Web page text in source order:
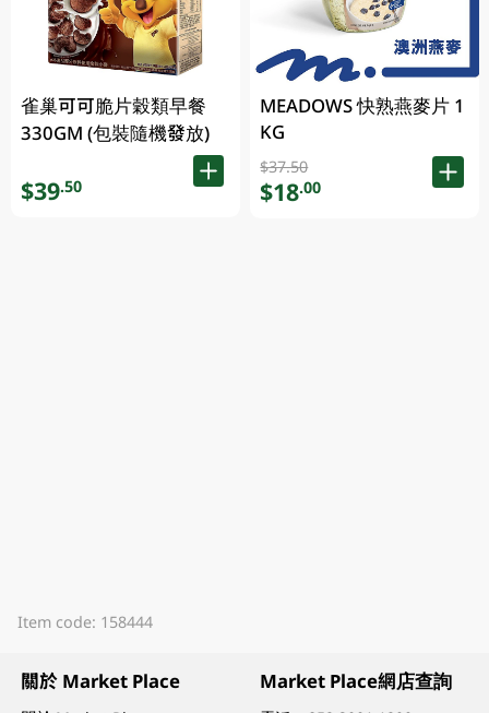
雀巢可可脆片穀類早餐
330GM (包裝隨機發放)
$39.50
MEADOWS 快熟燕麥片 1
KG
$37.50
$18.00
Item code: 158444
關於 Market Place Market Place網店查詢